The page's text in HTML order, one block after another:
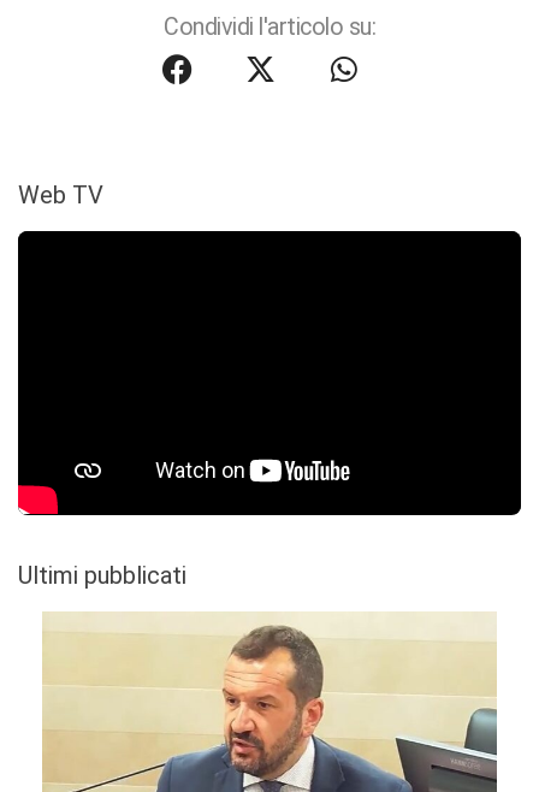
Condividi l'articolo su:
Web TV
Ultimi pubblicati